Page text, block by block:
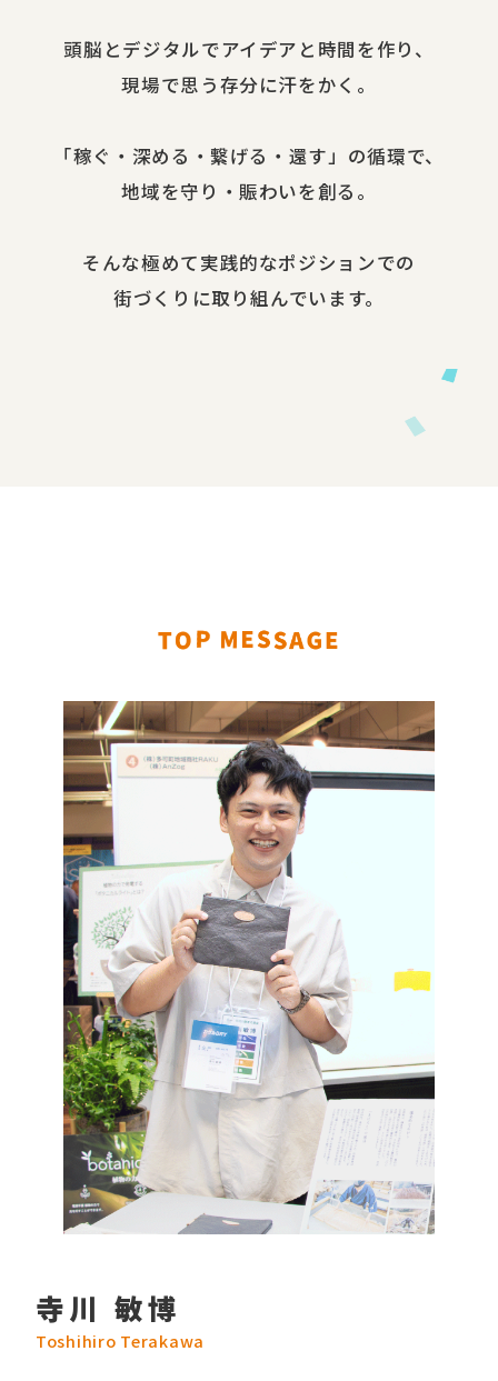
頭脳と​デジタルで​アイデアと​時間を​作り、​
現場で​思う​存分に​汗を​かく。
​「稼ぐ・​深める​・繋げる・還す」の​循環で、​
地域を​守り・​賑わいを​創る。
​そんな​極めて​実践的な​ポジションでの​
街づくりに​取り組んでいます。​
寺川 敏博
Toshihiro Terakawa